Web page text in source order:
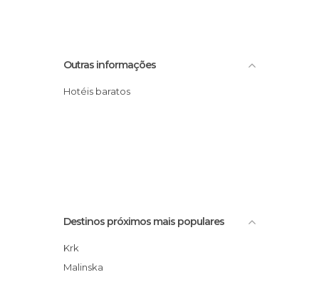
Outras informações
Hotéis baratos
Destinos próximos mais populares
Krk
Malinska